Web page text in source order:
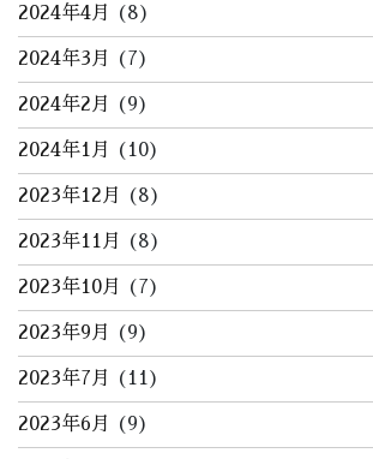
2024年4月 (8)
2024年3月 (7)
2024年2月 (9)
2024年1月 (10)
2023年12月 (8)
2023年11月 (8)
2023年10月 (7)
2023年9月 (9)
2023年7月 (11)
2023年6月 (9)